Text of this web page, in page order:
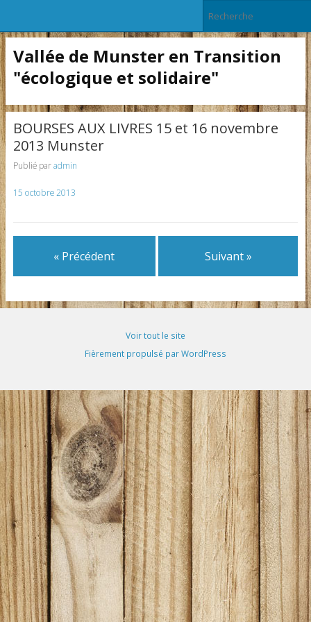
Vallée de Munster en Transition
"écologique et solidaire"
BOURSES AUX LIVRES 15 et 16 novembre
2013 Munster
Publié paradmin
15 octobre 2013
« Précédent Suivant »
Voir tout le site
Fièrement propulsé par WordPress